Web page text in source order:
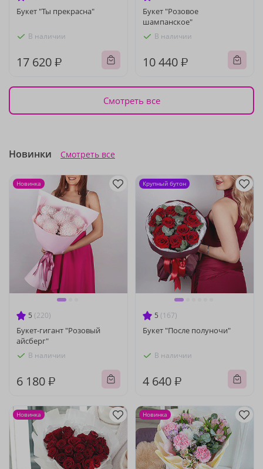
Букет "Ты прекрасна"
В наличии
17 620 ₽
Букет "Розовое
шампанское"
В наличии
10 440 ₽
Смотреть все
Новинки Смотреть все
5 (220)
Букет-гигант "Розовый
айсберг"
В наличии
6 180 ₽
Новинка
5 (167)
Букет "После полуночи"
В наличии
4 640 ₽
Крупный бутон
Новинка Новинка